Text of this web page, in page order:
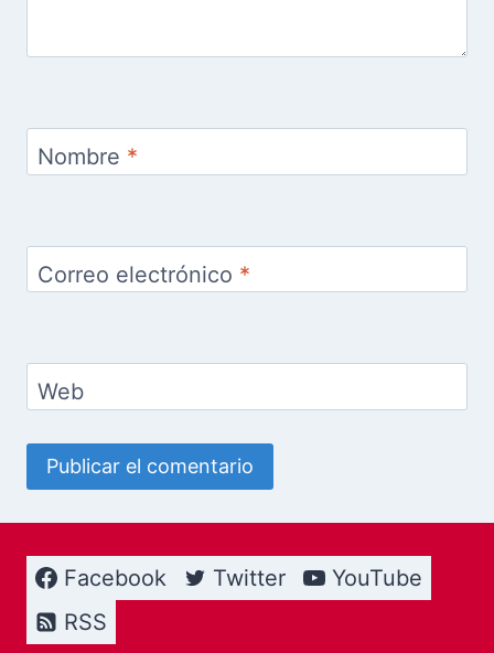
Nombre *
Correo electrónico *
Web
Facebook Twitter
YouTube
RSS